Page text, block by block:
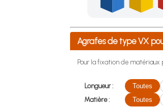
Achetez 4 sachets ou
Agrafes de type VX
Pour la fixation de matériaux
Longueur : Toutes
Matière :
Toutes